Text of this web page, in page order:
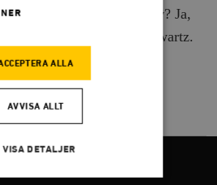
världen. Finns alternativ? Ja,
Oscar Swartz.
ALLA
AVVISA ALLT
VISA DETALJER